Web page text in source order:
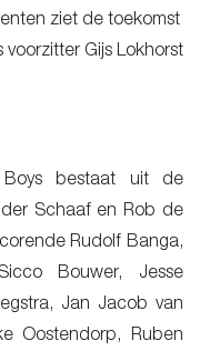
ziet de toekomst
Gijs Lokhorst
Boys bestaat uit de
der Schaaf en Rob de
Rudolf Banga,
Bouwer, Jesse
Jan Jacob van
Oostendorp, Ruben